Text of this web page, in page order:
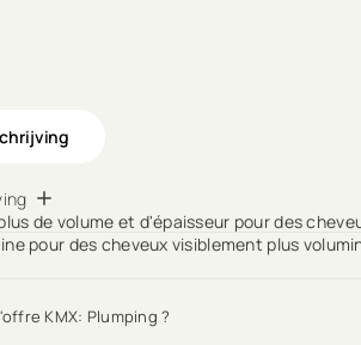
de volume et d'épaisseur pour des
pour des cheveux visiblement plus
KMX: Plumping ?